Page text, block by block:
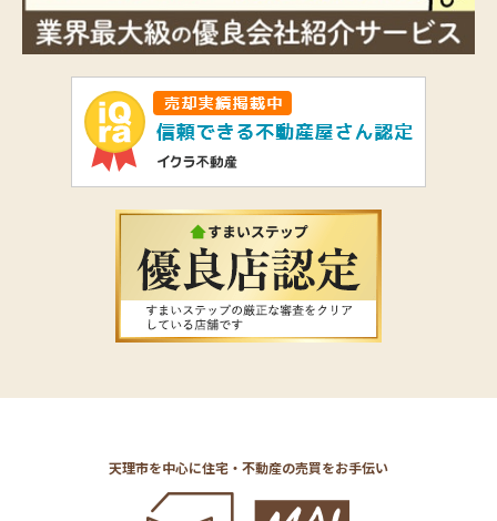
天理市を中心に住宅・不動産の売買をお手伝い